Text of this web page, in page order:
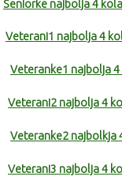
Seniorke najbolja 4 kola
Veterani1 najbolja 4
Veteranke1 najbolja
Veterani2 najbolja 4
Veteranke2 najbolkja
Veterani3 najbolja 4